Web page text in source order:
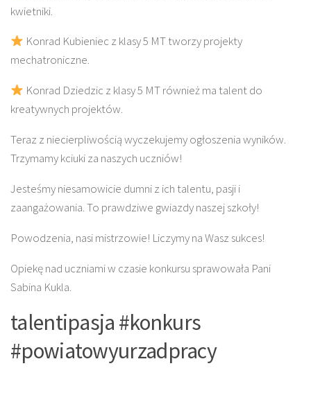
kwietniki.
Konrad Kubieniec z klasy 5 MT tworzy projekty
mechatroniczne.
Konrad Dziedzic z klasy 5 MT również ma talent do
kreatywnych projektów.
Teraz z niecierpliwością wyczekujemy ogłoszenia wyników.
Trzymamy kciuki za naszych uczniów!
Jesteśmy niesamowicie dumni z ich talentu, pasji i
zaangażowania. To prawdziwe gwiazdy naszej szkoły!
Powodzenia, nasi mistrzowie! Liczymy na Wasz sukces!
Opiekę nad uczniami w czasie konkursu sprawowała Pani
Sabina Kukla.
talentipasja #konkurs
#powiatowyurzadpracy